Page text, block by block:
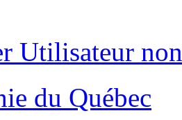
Utilisateur
du Québec